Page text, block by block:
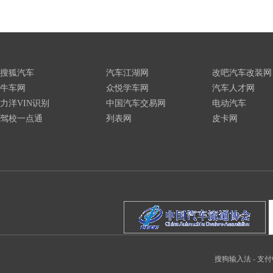
搜狐汽车
牛车网
力洋VIN识别
驾校一点通
汽车江湖网
众悦学车网
中国汽车交易网
列表网
改吧汽车改装网
汽车人才网
电动汽车
皮卡网
搜狗输入法- 支